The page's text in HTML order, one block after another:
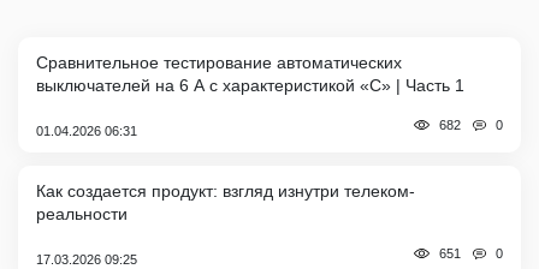
Сравнительное тестирование автоматических
выключателей на 6 А с характеристикой «C» | Часть 1
01.04.2026 06:31 682 0
Как создается продукт: взгляд изнутри телеком-
реальности
17.03.2026 09:25 651 0